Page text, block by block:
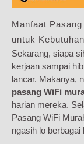
Manfaat
untuk
Sekarang, siapa
kerjaan sampai
lancar. Makanya,
pasang WiFi
harian mereka.
Pasang WiFi
ngasih lo berbagai